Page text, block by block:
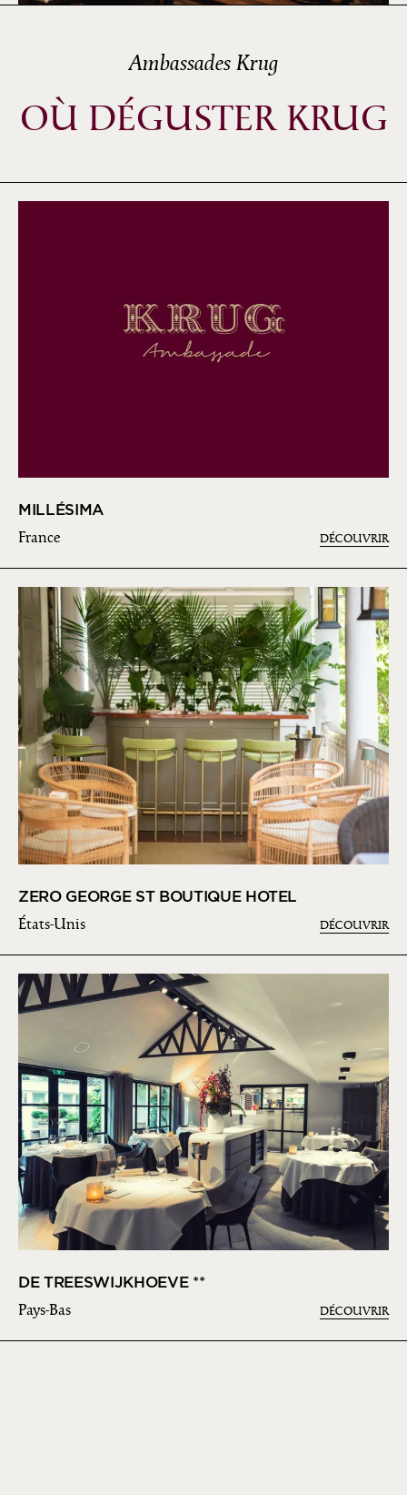
Ambassades Krug
OÙ DÉGUSTER KRUG
MILLÉSIMA
France DÉCOUVRIR
ZERO GEORGE ST BOUTIQUE HOTEL
États-Unis DÉCOUVRIR
DE TREESWIJKHOEVE **
Pays-Bas DÉCOUVRIR